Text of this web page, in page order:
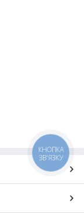
КНОПКА
ЗВ'ЯЗКУ